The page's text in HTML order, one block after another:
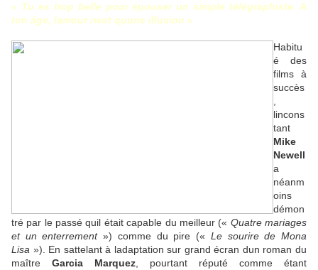
« Tu es trop belle pour épouser un simple télégraphiste. A
ton âge, lamour nest quune illusion »
Habitu
é des
films à
succès
lincons
tant
Mike
Newell
a
néanm
oins
démon
tré par le passé quil était capable du meilleur (« Quatre mariages
et un enterrement») comme du pire (« Le sourire de Mona
Lisa »). En sattelant à ladaptation sur grand écran dun roman du
maître Garcia Marquez , pourtant réputé comme étant